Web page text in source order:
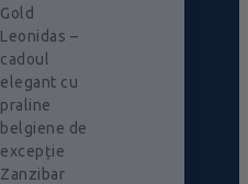
Gold
Leonidas –
cadoul
elegant cu
praline
belgiene de
excepție
Zanzibar